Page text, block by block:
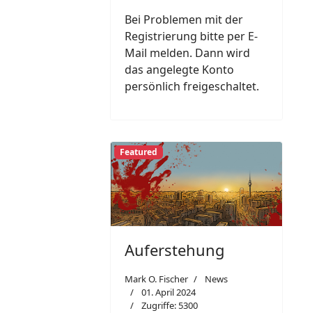
Bei Problemen mit der
Registrierung bitte per E-
Mail melden. Dann wird
das angelegte Konto
persönlich freigeschaltet.
Featured
Auferstehung
Mark O. Fischer
News
01. April 2024
Zugriffe: 5300